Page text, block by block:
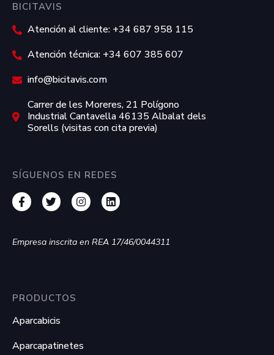
BICITAVIS
Atención al cliente: +34 687 958 115
Atención técnica: +34 607 385 607
info@bicitavis.com
Carrer de les Moreres, 21 Polígono
Industrial Cantavella 46135 Albalat dels
Sorells (visitas con cita previa)
SÍGUENOS EN REDES
Empresa inscrita en REA 17/46/0044311
PRODUCTOS
Aparcabicis
Aparcapatinetes